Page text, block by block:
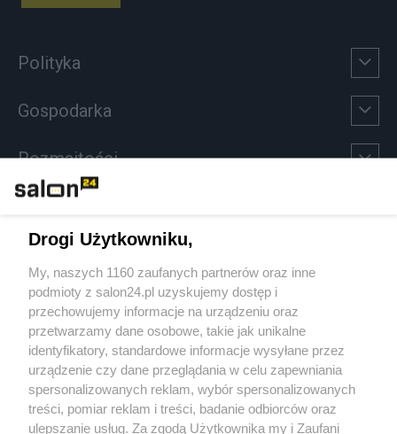
Polityka
Gospodarka
Rozmaitości
Sport
Społeczeństwo
Kultura
Drogi Użytkowniku,
My, naszych 1160 zaufanych partnerów oraz inne
podmioty z salon24.pl uzyskujemy dostęp i
przechowujemy informacje na urządzeniu oraz
przetwarzamy dane osobowe, takie jak unikalne
identyfikatory, standardowe informacje wysyłane przez
urządzenie czy dane przeglądania w celu zapewniania
spersonalizowanych reklam, wybór spersonalizowanych
treści, pomiar reklam i treści, badanie odbiorców oraz
ulepszanie usług. Za zgodą Użytkownika my i Zaufani